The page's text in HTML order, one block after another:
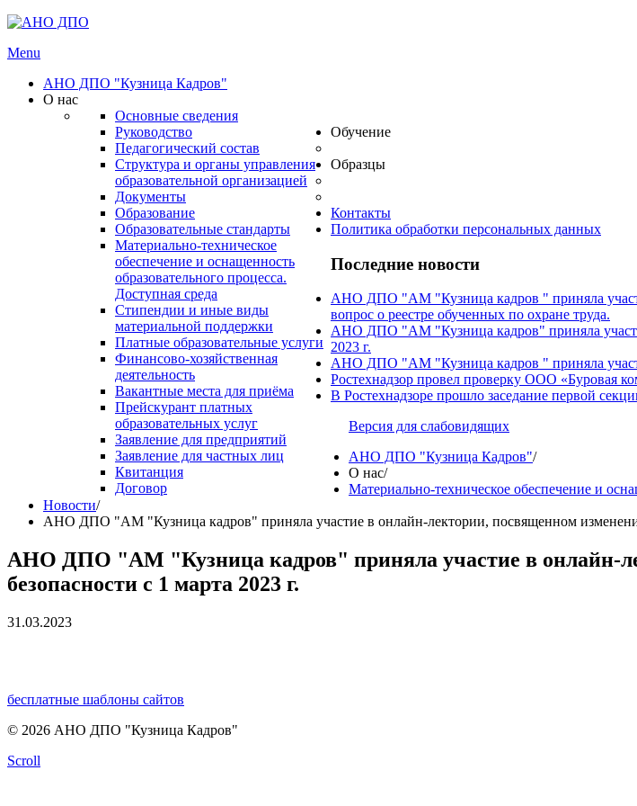
Menu
АНО ДПО "Кузница Кадров"
О нас
Основные сведения
Руководство
Педагогический состав
Структура и органы управления
образовательной организацией
Документы
Образование
Образовательные стандарты
Материально-техническое
обеспечение и оснащенность
образовательного процесса.
Доступная среда
Стипендии и иные виды
материальной поддержки
Платные образовательные услуги
Финансово-хозяйственная
деятельность
Вакантные места для приёма
Обучение
Прейскурант платных
образовательных услуг
Образцы
Заявление для предприятий
Заявление для частных лиц
Квитанция
Договор
Контакты
Политика обработки персональных данных
Последние новости
АНО ДПО "АМ "Кузница кадров " приняла
вопрос о реестре обученных по охране труда.
АНО ДПО "АМ "Кузница кадров" приняла
2023 г.
АНО ДПО "АМ "Кузница кадров " приняла
Ростехнадзор провел проверку ООО «Буровая
В Ростехнадзоре прошло заседание первой
Версия для слабовидящих
АНО ДПО "Кузница Кадров"/
О нас/
Материально-техническое обеспечение и
Новости/
АНО ДПО "АМ "Кузница кадров" приняла участие в онлайн-лектории, посвященном
АНО ДПО "АМ "Кузница кадров" приняла участие в онлайн-
безопасности с 1 марта 2023 г.
31.03.2023
бесплатные шаблоны сайтов
© 2026 АНО ДПО "Кузница Кадров"
Scroll